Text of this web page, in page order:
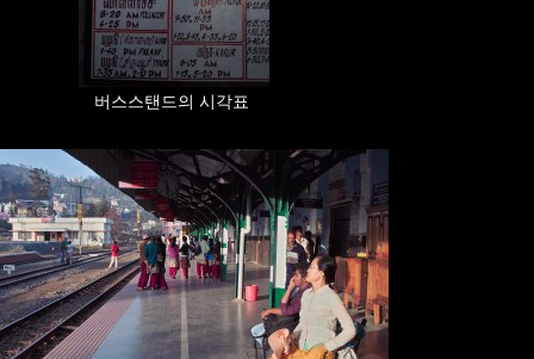
버스스탠드의 시각표